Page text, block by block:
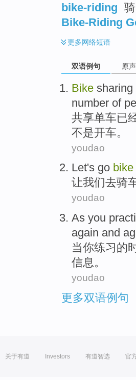
bike-riding
Bike-Riding
更多网络短语
双语例句 原
Bike sharing
number of
共享单车已
不是开车。
youdao
Let's go bike
让我们去骑
youdao
As you
again and
当你练习的
信息。
youdao
更多双语例句
关于有道 Investors 有道智选 官